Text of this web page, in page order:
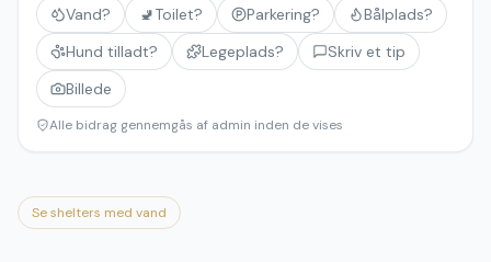
Vand? 🚽Toilet? Parkering?
Bålplads?
Hund tilladt?
Legeplads?
Skriv et tip
Billede
Alle bidrag gennemgås af admin inden de vises
Se shelters med vand